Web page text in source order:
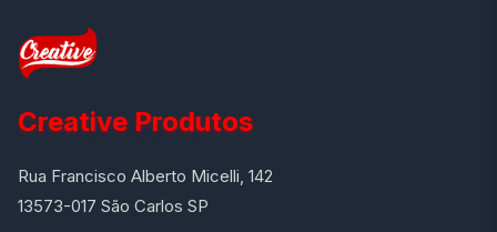
Creative Produtos
Rua Francisco Alberto Micelli, 142
13573-017 São Carlos SP